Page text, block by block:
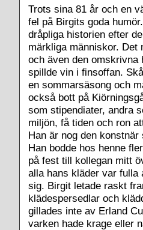
Trots sina 81 år och en
fel på Birgits goda
dråpliga historien efter
märkliga människor.
och även den omskrivna
spillde vin i finsoffan.
en sommarsäsong och
också bott på
som stipendiater, andra
miljön, få tiden och ron
Han är nog den
Han bodde hos henne
på fest till kollegan mitt
alla hans kläder var fulla
sig. Birgit letade raskt
klädespersedlar och
gillades inte av Erland
varken hade krage eller